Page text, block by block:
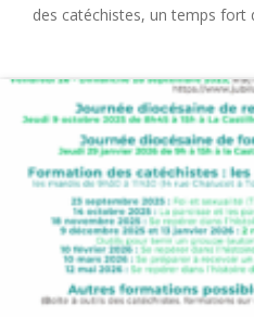
des catéchistes, un temps fort